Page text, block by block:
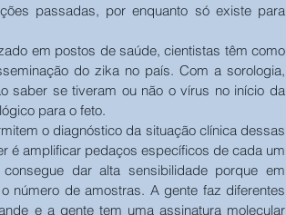
passadas, por enquanto só existe para
em postos de saúde, cientistas têm como
do zika no país. Com a sorologia,
saber se tiveram ou não o vírus no início da
para o feto.
o diagnóstico da situação clínica dessas
é amplificar pedaços específicos de cada um
dar alta sensibilidade porque em
número de amostras. A gente faz diferentes
e a gente tem uma assinatura molecular